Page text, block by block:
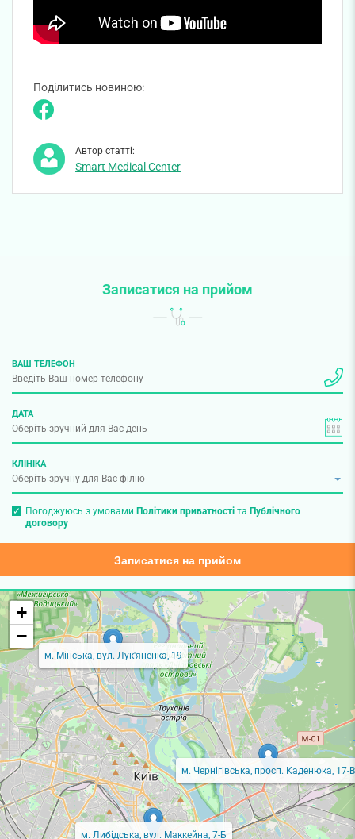
Поділитись новиною:
Автор статті:
Smart Medical Center
Записатися на прийом
ВАШ ТЕЛЕФОН
ДАТА
КЛІНІКА
Погоджуюсь з умовами Політики приватностіта Публічного
договору
Записатися на прийом
м. Мінська, вул. Лук'яненка, 19
м. Либідська, вул. Маккейна, 7-Б
м. Чернігівська, просп. Каденюка, 17-В
+
−